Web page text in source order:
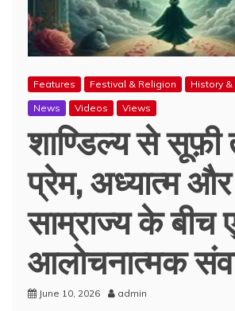
Features Festival & Religion
History
News
Videos Views
शाण्डिल्य से
प्रेम, अध्यात्म और
साम्राज्य के बीच
आलोचनात्मक
June 10, 2026 admin